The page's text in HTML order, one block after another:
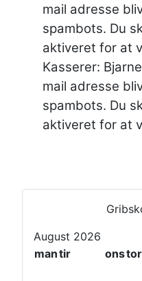
T
l
i
N
t
e
August 2026
mantir onstor
mail adresse
spambots. Du
aktiveret for at
Kasserer:
mail adresse
spambots. Du
aktiveret for at